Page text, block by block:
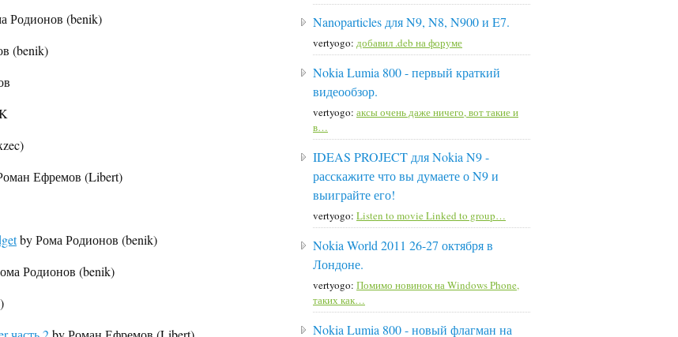
Родионов (benik)
(benik)
Ефремов (Libert)
by Рома Родионов (benik)
Родионов (benik)
Nanoparticles для N9, N8, N900 и E7.
vertyogo: добавил .deb на форуме
Nokia Lumia 800 - первый краткий
видеообзор.
vertyogo: аксы очень даже ничего, вот такие и
в…
IDEAS PROJECT для Nokia N9 -
расскажите что вы думаете о N9 и
выиграйте его!
vertyogo: Listen to movie Linked to group…
Nokia World 2011 26-27 октября в
Лондоне.
vertyogo: Помимо новинок на Windows Phone,
таких как…
Nokia Lumia 800 - новый флагман на